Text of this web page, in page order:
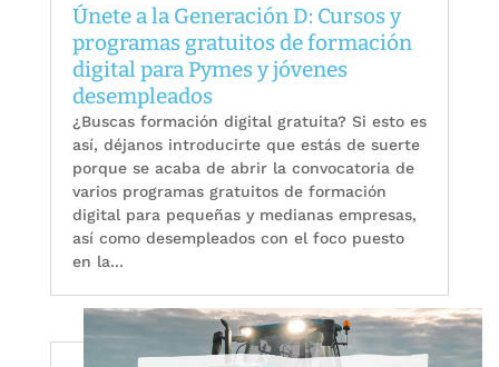
Únete a la Generación D: Cursos y
programas gratuitos de formación
digital para Pymes y jóvenes
desempleados
¿Buscas formación digital gratuita? Si esto es
así, déjanos introducirte que estás de suerte
porque se acaba de abrir la convocatoria de
varios programas gratuitos de formación
digital para pequeñas y medianas empresas,
así como desempleados con el foco puesto
en la...